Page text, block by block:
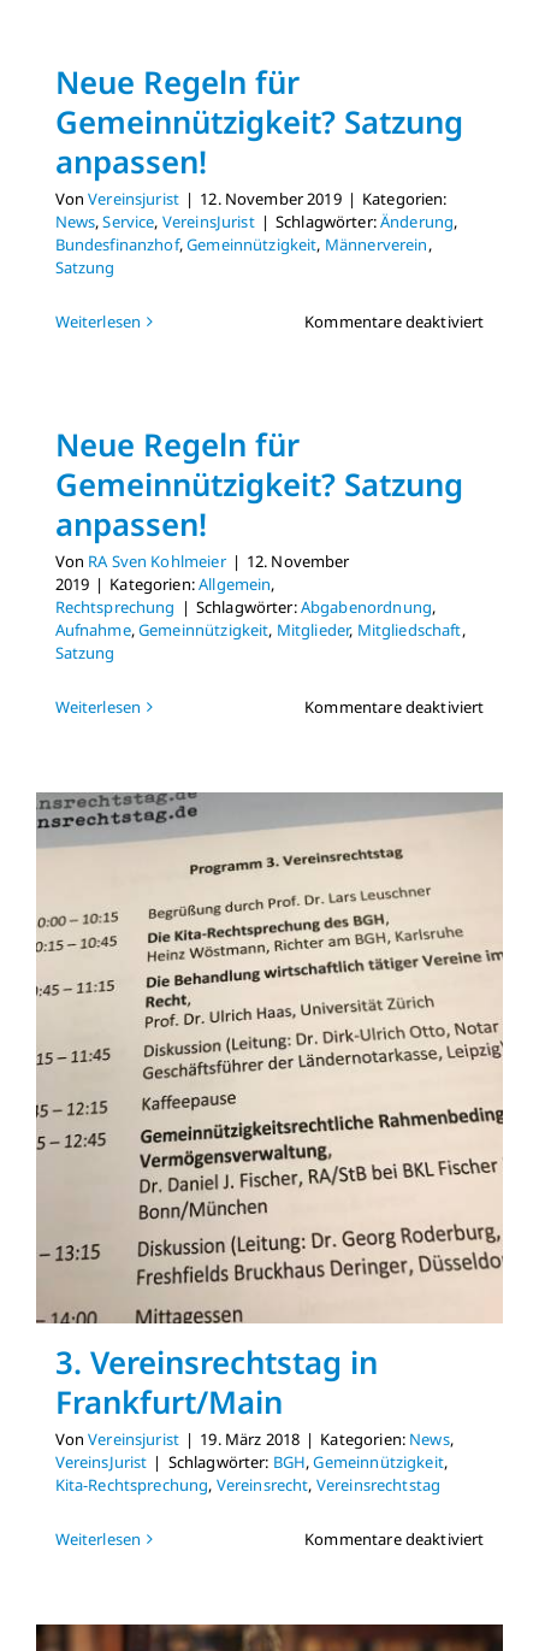
Neue Regeln für
Gemeinnützigkeit? Satzung
anpassen!
VonVereinsjurist | 12. November 2019 | Kategorien:
News,Service, VereinsJurist | Schlagwörter:Änderung,
Bundesfinanzhof,Gemeinnützigkeit, Männerverein,
Satzung
Weiterlesen Kommentare deaktiviertfür
Neue Regeln für
Gemeinnützigkeit? Satzung
anpassen!
Von RA Sven Kohlmeier | 12. November
2019 | Kategorien:Allgemein,
Rechtsprechung | Schlagwörter:Abgabenordnung,
Aufnahme,Gemeinnützigkeit, Mitglieder, Mitgliedschaft,
Satzung
Weiterlesen Kommentare deaktiviertfür
3. Vereinsrechtstag in
Frankfurt/Main
VonVereinsjurist | 19. März 2018 | Kategorien: News,
VereinsJurist | Schlagwörter: BGH,Gemeinnützigkeit,
Kita-Rechtsprechung, Vereinsrecht, Vereinsrechtstag
Weiterlesen Kommentare deaktiviertfür